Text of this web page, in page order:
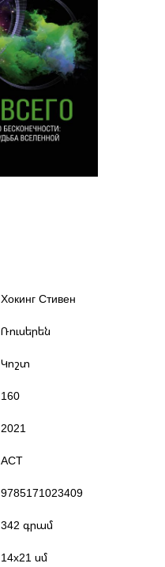
Хокинг Стивен
Ռուսերեն
Կոշտ
160
2021
АСТ
9785171023409
342 գրամ
14x21 սմ